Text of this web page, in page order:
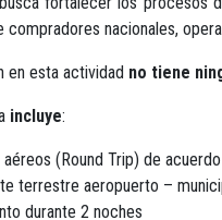
compradores nacionales,
en esta actividad no tiene
incluye:
(Round Trip) de
terrestre aeropuerto –
durante 2 noches